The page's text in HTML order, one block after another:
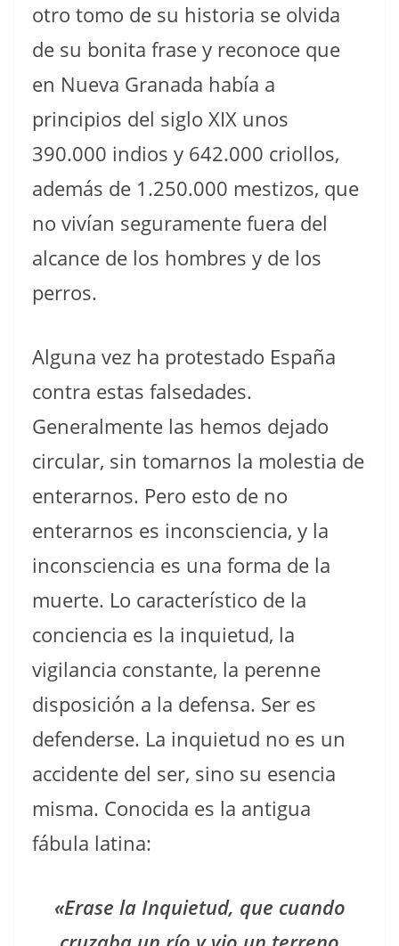
otro tomo de su historia se olvida
de su bonita frase y reconoce que
en Nueva Granada había a
principios del siglo XIX unos
390.000 indios y 642.000 criollos,
además de 1.250.000 mestizos, que
no vivían seguramente fuera del
alcance de los hombres y de los
perros.
Alguna vez ha protestado España
contra estas falsedades.
Generalmente las hemos dejado
circular, sin tomarnos la molestia de
enterarnos. Pero esto de no
enterarnos es inconsciencia, y la
inconsciencia es una forma de la
muerte. Lo característico de la
conciencia es la inquietud, la
vigilancia constante, la perenne
disposición a la defensa. Ser es
defenderse. La inquietud no es un
accidente del ser, sino su esencia
misma. Conocida es la antigua
fábula latina:
«Erase la Inquietud, que cuando